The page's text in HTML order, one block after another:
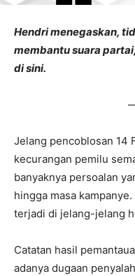
Hendri menegaskan,
membantu suara
di sini.
Jelang pencoblosan 14
kecurangan pemilu
banyaknya persoalan
hingga masa
terjadi di jelang-jelang
Catatan hasil
adanya dugaan